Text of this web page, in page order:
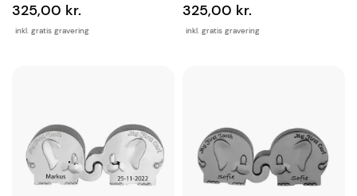
inkl. gratis gravering
325,00 kr.
inkl. gratis gravering
325,00 kr.